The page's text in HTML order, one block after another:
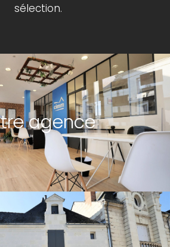
sélection.
agence